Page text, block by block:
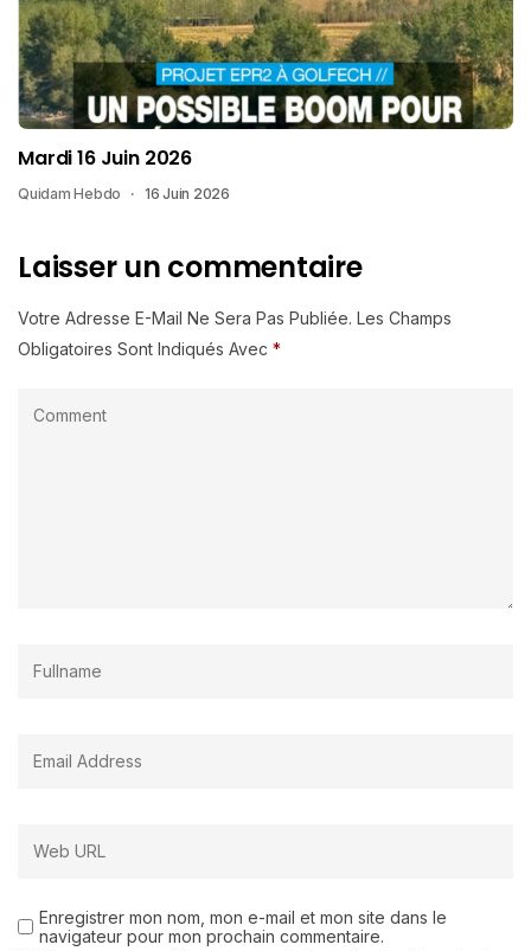
Mardi 16 Juin 2026
Quidam Hebdo 16 Juin 2026
Laisser un commentaire
Votre Adresse E-Mail Ne Sera Pas Publiée. Les Champs
Obligatoires Sont Indiqués Avec *
Enregistrer mon nom, mon e-mail et mon site dans le
navigateur pour mon prochain commentaire.